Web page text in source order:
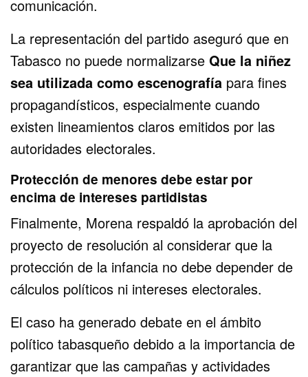
comunicación.
La representación del partido aseguró que en
Tabasco no puede normalizarseQue la niñez
sea utilizada como escenografía para fines
propagandísticos, especialmente cuando
existen lineamientos claros emitidos por las
autoridades electorales.
Protección de menores debe estar por
encima de intereses partidistas
Finalmente, Morena respaldó la aprobación del
proyecto de resolución al considerar que la
protección de la infancia no debe depender de
cálculos políticos ni intereses electorales.
El caso ha generado debate en el ámbito
político tabasqueño debido a la importancia de
garantizar que las campañas y actividades